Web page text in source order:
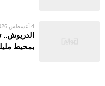
4 أغسطس 2026
بمحيط